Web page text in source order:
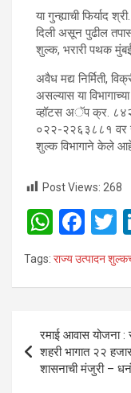
या गुन्ह्याची फिर्याद
दिली असून पुढील
शुल्क, भरारी पथक
अवैध मद्य निर्मिती,
असल्यास या
व्हॉटस अॅप क्र.
०२२-२२६३८८१ वर
शुल्क विभागाने केले
Post Views: 268
W
h
at
A
p
p
F
a
ce
o
o
k
T
tt
Tags: राज्य उत्पादन
navigation
रमाई आवास योजना :
शहरी भागात २२
शासनाची मंजुरी –